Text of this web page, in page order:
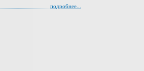
подробнее...